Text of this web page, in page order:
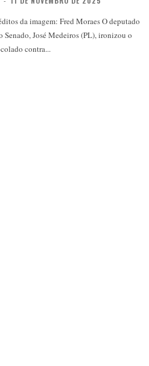
imagem: Fred Moraes O deputado
Senado, José Medeiros (PL), ironizou o
contra...